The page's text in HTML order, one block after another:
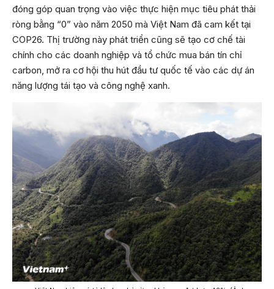
đóng góp quan trọng vào việc thực hiện mục tiêu phát thải
ròng bằng “0” vào năm 2050 mà Việt Nam đã cam kết tại
COP26. Thị trường này phát triển cũng sẽ tạo cơ chế tài
chính cho các doanh nghiệp và tổ chức mua bán tín chỉ
carbon, mở ra cơ hội thu hút đầu tư quốc tế vào các dự án
năng lượng tái tạo và công nghệ xanh.